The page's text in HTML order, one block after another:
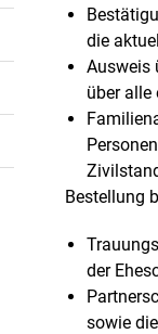
die
Ausweis
über alle
Bestellung
der
sowie